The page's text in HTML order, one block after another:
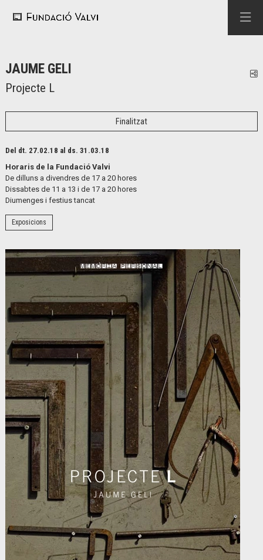
JAUME GELI
Projecte L
Finalitzat
Del dt. 27.02.18 al ds. 31.03.18
Horaris de la Fundació Valvi
De dilluns a divendres de 17 a 20 hores
Dissabtes de 11 a 13 i de 17 a 20 hores
Diumenges i festius tancat
Exposicions